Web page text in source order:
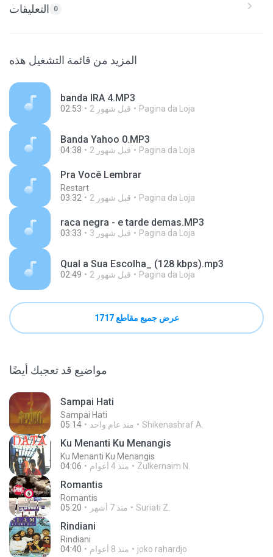
التعليقات 0
المزيد من قائمة التشغيل هذه
banda IRA 4.MP3
02:53 2 قبل شهور Pagina da Loja
Banda Yahoo 0.MP3
04:38 2 قبل شهور Pagina da Loja
Pra Você Lembrar
Restart
03:32
2 قبل شهور Pagina da Loja
raca negra - e tarde demas.MP3
03:33 3 قبل شهور Pagina da Loja
Qual a Sua Escolha_ (128 kbps).mp3
02:49 2 قبل شهور Pagina da Loja
عرض جميع مقاطع 1717
مواضيع قد تعجبك أيضًا
Sampai Hati
Sampai Hati
05:14
منذ عام واحد Shikenashraf A.
Ku Menanti Ku Menangis
Ku Menanti Ku Menangis
04:06
منذ 4 أعوام Zulkernaim N.
Romantis
Romantis
05:20
منذ 7 أشهر Suriati Z.
Rindiani
Rindiani
04:40
منذ 8 أعوام joko rahardjo